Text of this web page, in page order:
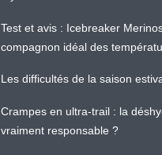
Test et avis : Icebreaker
compagnon idéal des
Les difficultés de la saison
Crampes en ultra-trail : la
vraiment responsable ?